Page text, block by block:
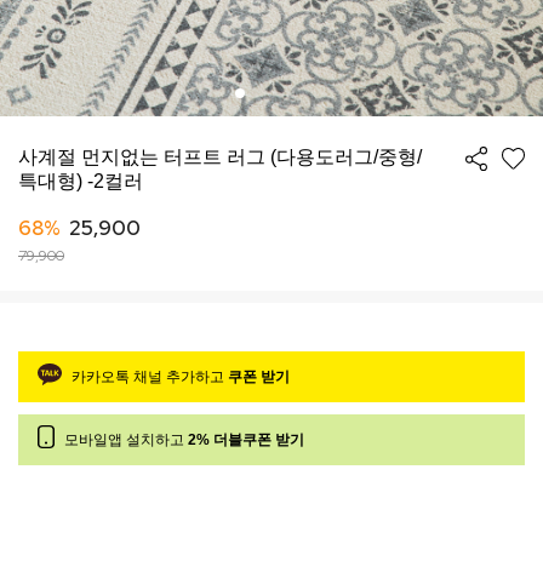
사계절 먼지없는 터프트 러그 (다용도러그/중형/
특대형) -2컬러
68% 25,900
79,900
카카오톡 채널 추가하고 쿠폰 받기
모바일앱 설치하고 2% 더블쿠폰 받기